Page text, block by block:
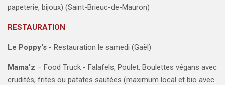
papeterie, bijoux) (Saint-Brieuc-de-Mauron)
RESTAURATION
Le Poppy's - Restauration le samedi (Gaël)
Mama’z – Food Truck - Falafels, Poulet, Boulettes végans avec
crudités, frites ou patates sautées (maximum local et bio avec